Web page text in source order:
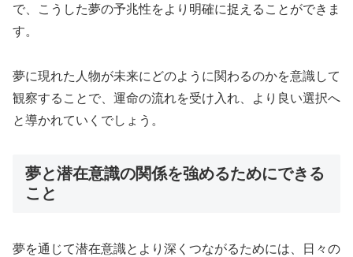
で、こうした夢の予兆性をより明確に捉えることができま
す。
夢に現れた人物が未来にどのように関わるのかを意識して
観察することで、運命の流れを受け入れ、より良い選択へ
と導かれていくでしょう。
夢と潜在意識の関係を強めるためにできる
こと
夢を通じて潜在意識とより深くつながるためには、日々の